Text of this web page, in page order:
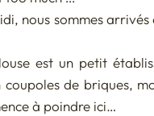
nous sommes
est un petit
de briques,
à poindre ici…